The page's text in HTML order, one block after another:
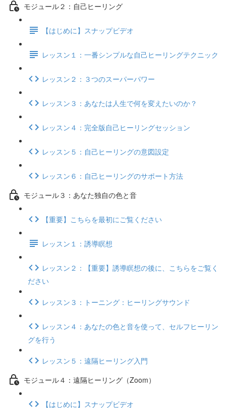
モジュール２：自己ヒーリング
【はじめに】スナップビデオ
レッスン１：一番シンプルな自己ヒーリングテクニック
レッスン２：３つのスーパーパワー
レッスン３：あなたは人生で何を変えたいのか？
レッスン４：完全版自己ヒーリングセッション
レッスン５：自己ヒーリングの意図設定
レッスン６：自己ヒーリングのサポート方法
モジュール３：あなた独自の色と音
【重要】こちらを最初にご覧ください
レッスン１：誘導瞑想
レッスン２：【重要】誘導瞑想の後に、こちらをご覧く
ださい
レッスン３：トーニング：ヒーリングサウンド
レッスン４：あなたの色と音を使って、セルフヒーリン
グを行う
レッスン５：遠隔ヒーリング入門
モジュール４：遠隔ヒーリング（Zoom）
【はじめに】スナップビデオ